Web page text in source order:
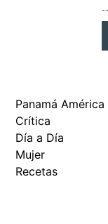
Panamá América
Crítica
Día a Día
Mujer
Recetas